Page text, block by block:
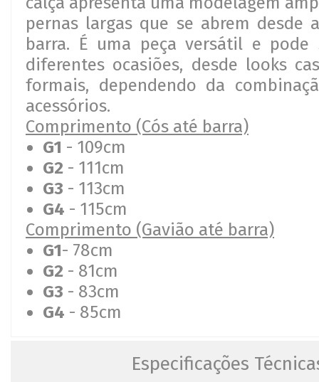
pernas largas que se abrem desde
barra. É uma peça versátil e pode
diferentes ocasiões, desde looks
formais, dependendo da
acessórios.
Comprimento (Cós até barra)
G1 - 109cm
G2 - 111cm
G3 - 113cm
G4 - 115cm
Comprimento (Gavião até barra)
G1- 78cm
G2 - 81cm
G3 - 83cm
G4 - 85cm
Especificações